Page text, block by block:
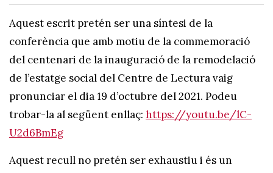
Aquest escrit pretén ser una síntesi de la
conferència que amb motiu de la commemoració
del centenari de la inauguració de la remodelació
de l’estatge social del Centre de Lectura vaig
pronunciar el dia 19 d’octubre del 2021. Podeu
trobar-la al següent enllaç: https://youtu.be/lC-
U2d6BmEg
Aquest recull no pretén ser exhaustiu i és un